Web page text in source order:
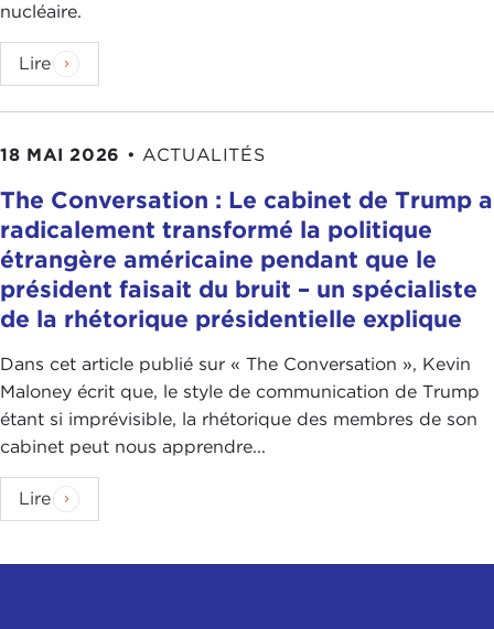
nucléaire.
Lire
18 MAI 2026 • ACTUALITÉS
The Conversation : Le cabinet de Trump a
radicalement transformé la politique
étrangère américaine pendant que le
président faisait du bruit – un spécialiste
de la rhétorique présidentielle explique
Dans cet article publié sur « The Conversation », Kevin
Maloney écrit que, le style de communication de Trump
étant si imprévisible, la rhétorique des membres de son
cabinet peut nous apprendre...
Lire